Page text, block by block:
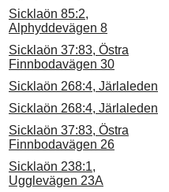
Sicklaön 85:2,
Alphyddevägen 8
Sicklaön 37:83, Östra
Finnbodavägen 30
Sicklaön 268:4, Järlaleden
Sicklaön 268:4, Järlaleden
Sicklaön 37:83, Östra
Finnbodavägen 26
Sicklaön 238:1,
Ugglevägen 23A